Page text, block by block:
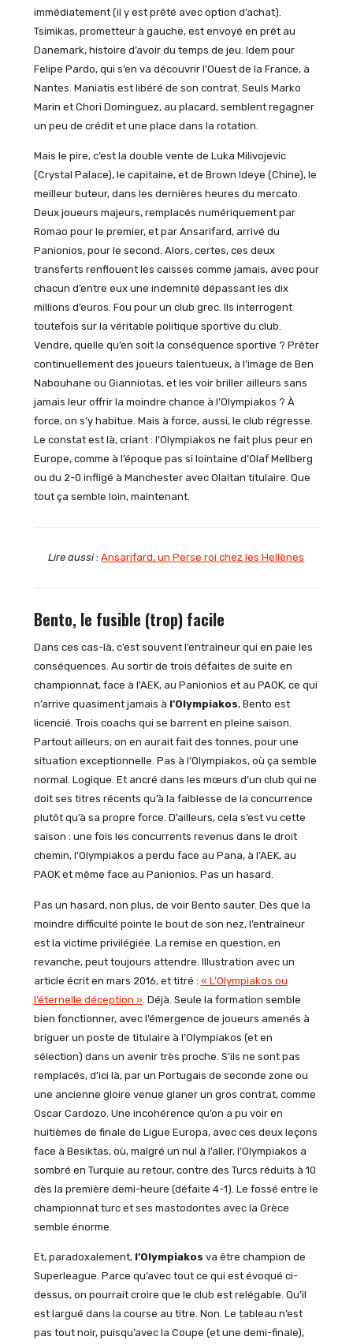
immédiatement (il y est prêté avec option d’achat).
Tsimikas, prometteur à gauche, est envoyé en prêt au
Danemark, histoire d’avoir du temps de jeu. Idem pour
Felipe Pardo, qui s’en va découvrir l’Ouest de la France, à
Nantes. Maniatis est libéré de son contrat. Seuls Marko
Marin et Chori Dominguez, au placard, semblent regagner
un peu de crédit et une place dans la rotation.
Mais le pire, c’est la double vente de Luka Milivojevic
(Crystal Palace), le capitaine, et de Brown Ideye (Chine), le
meilleur buteur, dans les dernières heures du mercato.
Deux joueurs majeurs, remplacés numériquement par
Romao pour le premier, et par Ansarifard, arrivé du
Panionios, pour le second. Alors, certes, ces deux
transferts renflouent les caisses comme jamais, avec pour
chacun d’entre eux une indemnité dépassant les dix
millions d’euros. Fou pour un club grec. Ils interrogent
toutefois sur la véritable politique sportive du club.
Vendre, quelle qu’en soit la conséquence sportive ? Prêter
continuellement des joueurs talentueux, à l’image de Ben
Nabouhane ou Gianniotas, et les voir briller ailleurs sans
jamais leur offrir la moindre chance à l’Olympiakos ? À
force, on s’y habitue. Mais à force, aussi, le club régresse.
Le constat est là, criant : l’Olympiakos ne fait plus peur en
Europe, comme à l’époque pas si lointaine d’Olaf Mellberg
ou du 2-0 infligé à Manchester avec Olaitan titulaire. Que
tout ça semble loin, maintenant.
Lire aussi:Ansarifard, un Perse roi chez les Hellènes
Bento, le fusible (trop) facile
Dans ces cas-là, c’est souvent l’entraîneur qui en paie les
conséquences. Au sortir de trois défaites de suite en
championnat, face à l’AEK, au Panionios et au PAOK, ce qui
n’arrive quasiment jamais à l’Olympiakos, Bento est
licencié. Trois coachs qui se barrent en pleine saison.
Partout ailleurs, on en aurait fait des tonnes, pour une
situation exceptionnelle. Pas à l’Olympiakos, où ça semble
normal. Logique. Et ancré dans les mœurs d’un club qui ne
doit ses titres récents qu’à la faiblesse de la concurrence
plutôt qu’à sa propre force. D’ailleurs, cela s’est vu cette
saison : une fois les concurrents revenus dans le droit
chemin, l’Olympiakos a perdu face au Pana, à l’AEK, au
PAOK et même face au Panionios. Pas un hasard.
Pas un hasard, non plus, de voir Bento sauter. Dès que la
moindre difficulté pointe le bout de son nez, l’entraîneur
est la victime privilégiée. La remise en question, en
revanche, peut toujours attendre. Illustration avec un
article écrit en mars 2016, et titré : « L’Olympiakos ou
l’éternelle déception ». Déjà. Seule la formation semble
bien fonctionner, avec l’émergence de joueurs amenés à
briguer un poste de titulaire à l’Olympiakos (et en
sélection) dans un avenir très proche. S’ils ne sont pas
remplacés, d’ici là, par un Portugais de seconde zone ou
une ancienne gloire venue glaner un gros contrat, comme
Oscar Cardozo. Une incohérence qu’on a pu voir en
huitièmes de finale de Ligue Europa, avec ces deux leçons
face à Besiktas, où, malgré un nul à l’aller, l’Olympiakos a
sombré en Turquie au retour, contre des Turcs réduits à 10
dès la première demi-heure (défaite 4-1). Le fossé entre le
championnat turc et ses mastodontes avec la Grèce
semble énorme.
Et, paradoxalement, l’Olympiakos va être champion de
Superleague. Parce qu’avec tout ce qui est évoqué ci-
dessus, on pourrait croire que le club est relégable. Qu’il
est largué dans la course au titre. Non. Le tableau n’est
pas tout noir, puisqu’avec la Coupe (et une demi-finale),